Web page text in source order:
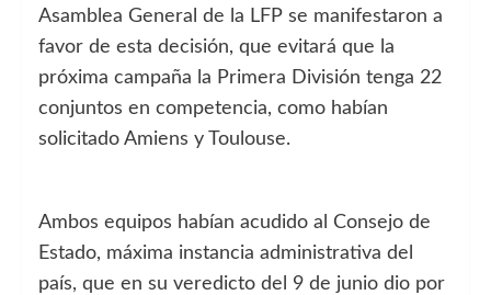
Asamblea General de la LFP se manifestaron a
favor de esta decisión, que evitará que la
próxima campaña la Primera División tenga 22
conjuntos en competencia, como habían
solicitado Amiens y Toulouse.
Ambos equipos habían acudido al Consejo de
Estado, máxima instancia administrativa del
país, que en su veredicto del 9 de junio dio por